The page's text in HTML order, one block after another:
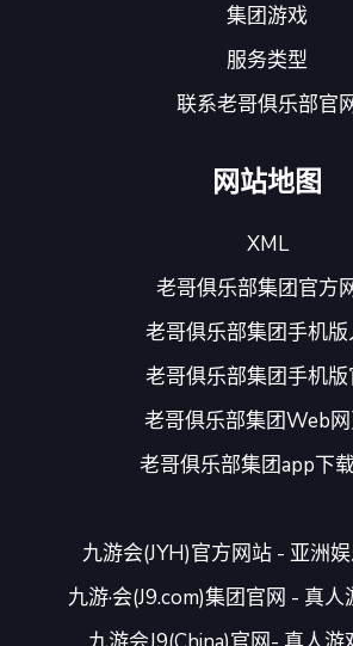
集团游戏
服务类型
联系老哥俱乐部官
网站地图
XML
老哥俱乐部集团官方
老哥俱乐部集团手机版
老哥俱乐部集团手机版
老哥俱乐部集团Web
老哥俱乐部集团app下
九游会(JYH)官方网站 - 亚洲
九游·会(J9.com)集团官网 - 真